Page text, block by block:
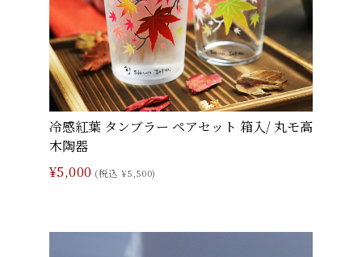
冷感紅葉 タンブラー ペアセット 箱入/ 丸モ高
木陶器
¥5,000 (税込 ¥5,500)